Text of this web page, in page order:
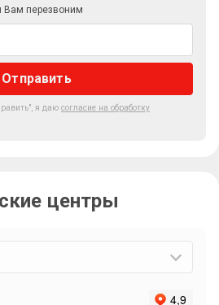
Вам перезвоним
Отправить
я даю согласие на обработку
центры